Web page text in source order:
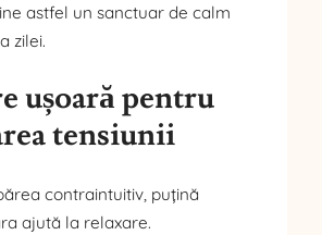
astfel un sanctuar de calm
zilei.
ușoară pentru
tensiunii
contraintuitiv, puțină
ajută la relaxare.